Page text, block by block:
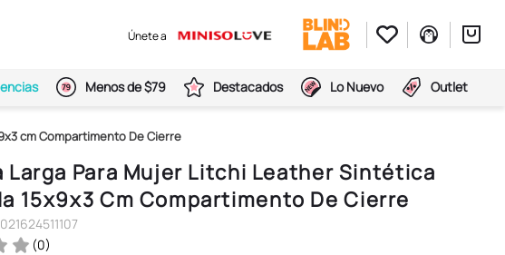
Únete a
Menos de $79 Destacados Lo Nuevo Outlet
cm Compartimento De Cierre
Larga Para Mujer Litchi Leather Sintética
15x9x3 Cm Compartimento De Cierre
(0)